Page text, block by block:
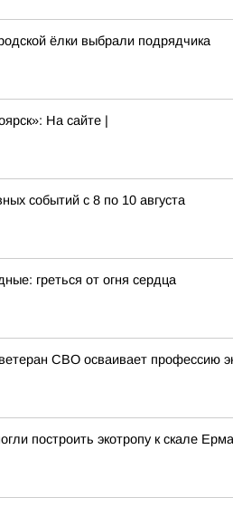
ёлки выбрали подрядчика
На сайте |
событий с 8 по 10 августа
греться от огня сердца
СВО осваивает профессию
построить экотропу к скале